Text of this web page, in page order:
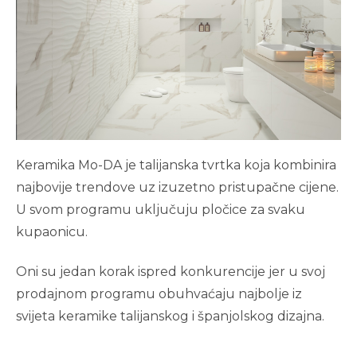
Keramika Mo-DA je talijanska tvrtka koja kombinira
najbovije trendove uz izuzetno pristupačne cijene.
U svom programu uključuju pločice za svaku
kupaonicu.
Oni su jedan korak ispred konkurencije jer u svoj
prodajnom programu obuhvaćaju najbolje iz
svijeta keramike talijanskog i španjolskog dizajna.